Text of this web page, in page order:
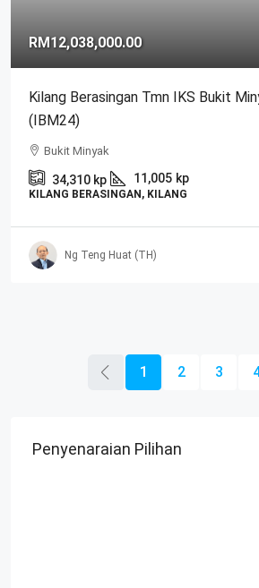
RM12,038,000.00
Kilang Berasingan Tmn IKS Bukit
(IBM24)
Bukit Minyak
34,310 kp 11,005 kp
KILANG BERASINGAN, KILANG
Ng Teng Huat (TH)
1 2 3
Penyenaraian Pilihan